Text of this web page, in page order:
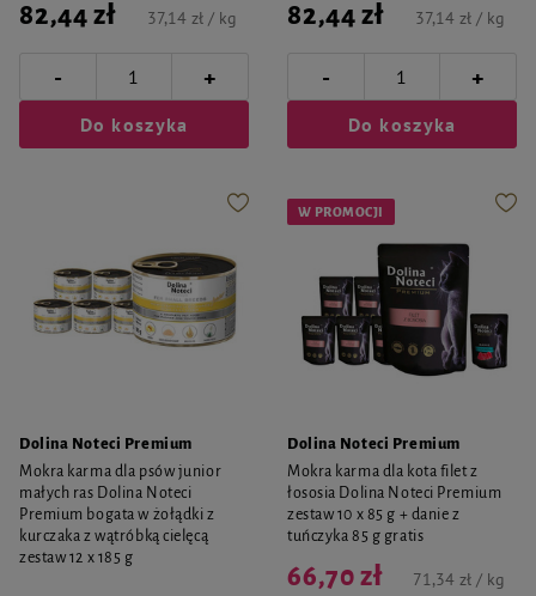
82,44 zł 37,14 zł / kg
- +
Do koszyka
82,44 zł 37,14 zł / kg
- +
Do koszyka
Dolina Noteci Premium
Mokra karma dla psów junior
małych ras Dolina Noteci
Premium bogata w żołądki z
kurczaka z wątróbką cielęcą
zestaw 12 x 185 g
W PROMOCJI
Dolina Noteci Premium
Mokra karma dla kota filet z
łososia Dolina Noteci Premium
zestaw 10 x 85 g + danie z
tuńczyka 85 g gratis
66,70 zł 71,34 zł / kg